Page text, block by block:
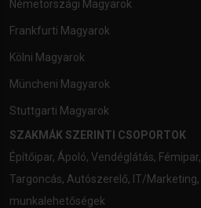
Németországi Magyarok
Frankfurti Magyarok
Kölni Magyarok
Müncheni Magyarok
Stuttgarti Magyarok
SZAKMÁK SZERINTI CSOPORTOK
Építőipar, Ápoló, Vendéglátás, Fémipar,
Targoncás, Autószerelő, IT/Marketing,
munkalehetőségek